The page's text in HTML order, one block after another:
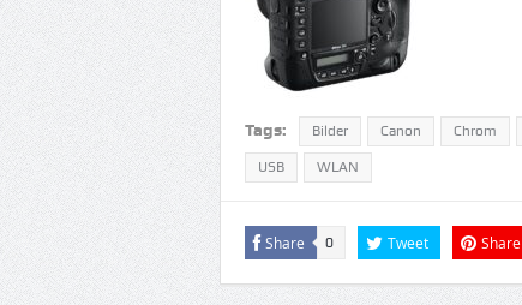
Tags: Bilder Canon Chrom
USB WLAN
Share 0 Tweet Share